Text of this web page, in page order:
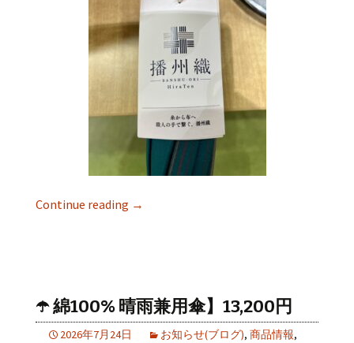
Continue reading →
☂️ 綿100% 晴雨兼用傘】13,200円
2026年7月24日 お知らせ(ブログ), 商品情報,